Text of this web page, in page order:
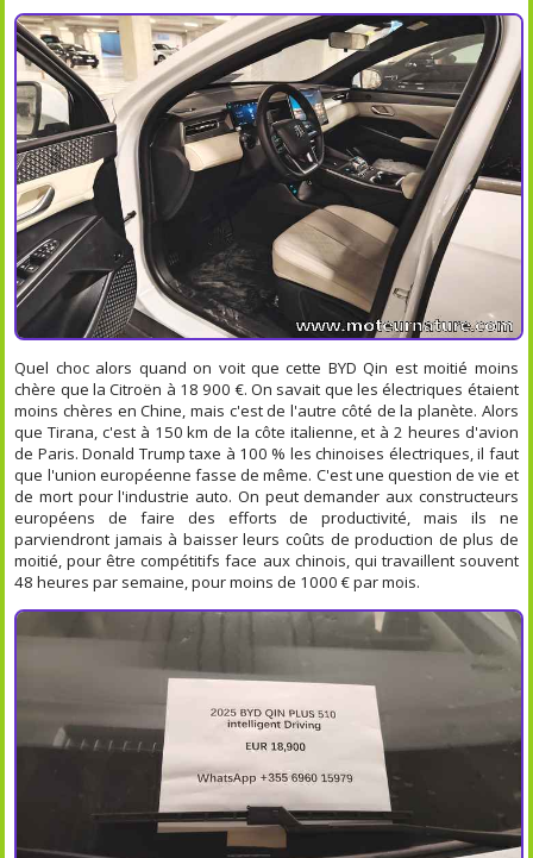
Quel choc alors quand on voit que cette BYD Qin est moitié moins
chère que la Citroën à 18 900 €. On savait que les électriques étaient
moins chères en Chine, mais c'est de l'autre côté de la planète. Alors
que Tirana, c'est à 150 km de la côte italienne, et à 2 heures d'avion
de Paris. Donald Trump taxe à 100 % les chinoises électriques, il faut
que l'union européenne fasse de même. C'est une question de vie et
de mort pour l'industrie auto. On peut demander aux constructeurs
européens de faire des efforts de productivité, mais ils ne
parviendront jamais à baisser leurs coûts de production de plus de
moitié, pour être compétitifs face aux chinois, qui travaillent souvent
48 heures par semaine, pour moins de 1000 € par mois.